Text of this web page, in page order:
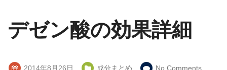
デゼン酸の効果詳細
2014年8月26日 成分まとめ No Comments